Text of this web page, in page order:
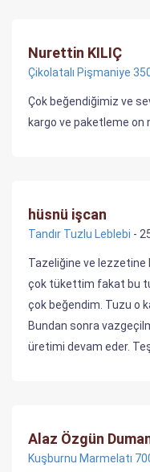
Nurettin KILIÇ
Çikolatalı Pişmaniye
Çok beğendiğimiz ve
kargo ve paketleme on
hüsnü işcan
Tandır Tuzlu Leblebi -
Tazeliğine ve lezzetine
çok tükettim fakat bu
çok beğendim. Tuzu o
Bundan sonra
üretimi devam eder.
Alaz Özgün
Kuşburnu Marmelatı